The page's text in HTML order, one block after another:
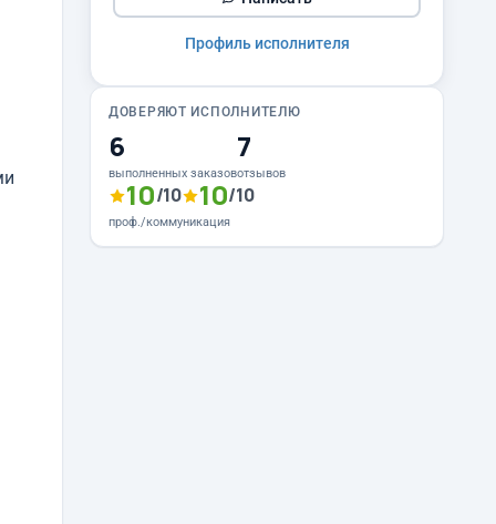
Профиль исполнителя
ДОВЕРЯЮТ ИСПОЛНИТЕЛЮ
6
выполненных заказов
7
отзывов
10/10 10/10
проф./коммуникация